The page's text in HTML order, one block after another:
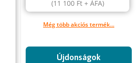
(11 100 Ft+ ÁFA)
Még több akciós termék...
Újdonságok